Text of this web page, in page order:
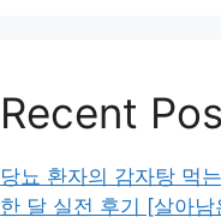
Recent
당뇨 환자의 감자탕 먹
한 달 실전 후기 [살아남